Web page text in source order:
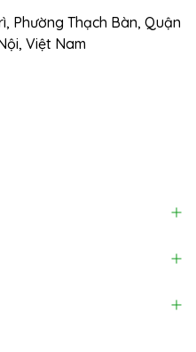
Phường Thạch Bàn, Quận
Việt Nam